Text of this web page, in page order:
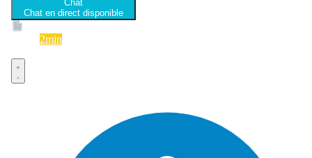
Chat
Chat en direct disponible
2min